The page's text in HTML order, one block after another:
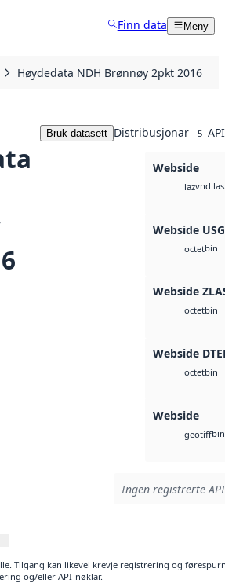
Finn data Meny
Høydedata NDH Brønnøy 2pkt 2016
Bruk datasett Distribusjonar 5
Webside
laz
Webside
octetbin
Webside
octetbin
Webside
octetbin
Webside
geotiffbin
Ingen registrerte
Tilgang kan likevel krevje registrering og
og/eller API-nøklar.